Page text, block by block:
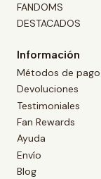
FANDOMS
DESTACADOS
Información
Métodos de pago
Devoluciones
Testimoniales
Fan Rewards
Ayuda
Envío
Blog